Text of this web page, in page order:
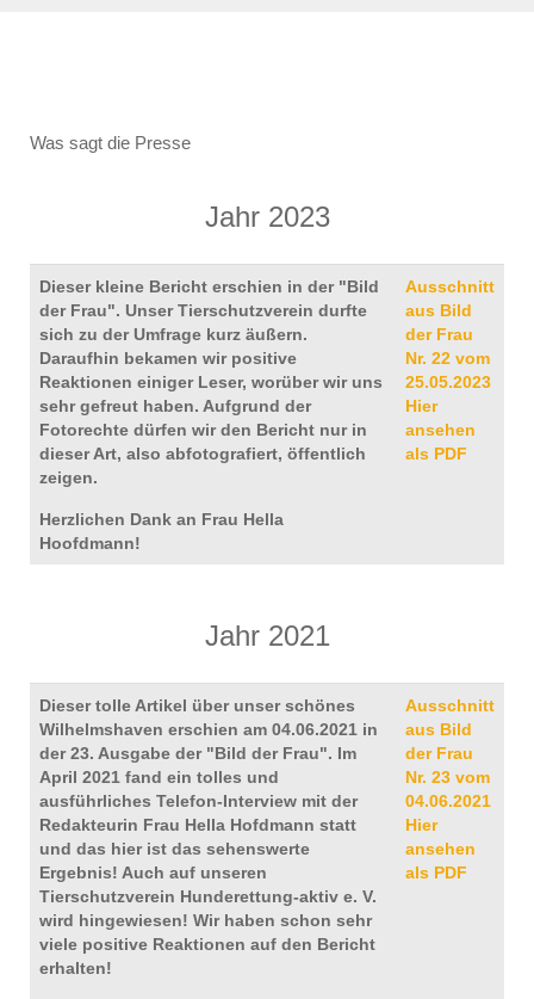
Was sagt die Presse
Jahr 2023
Dieser kleine Bericht erschien in der "Bild
der Frau". Unser Tierschutzverein durfte
sich zu der Umfrage kurz äußern.
Daraufhin bekamen wir positive
Reaktionen einiger Leser, worüber wir uns
sehr gefreut haben. Aufgrund der
Fotorechte dürfen wir den Bericht nur in
dieser Art, also abfotografiert, öffentlich
zeigen.
Herzlichen Dank an Frau Hella
Hoofdmann!
Ausschnitt
aus Bild
der Frau
Nr. 22 vom
25.05.2023
Hier
ansehen
als PDF
Jahr 2021
Dieser tolle Artikel über unser schönes
Wilhelmshaven erschien am 04.06.2021 in
der 23. Ausgabe der "Bild der Frau". Im
April 2021 fand ein tolles und
ausführliches Telefon-Interview mit der
Redakteurin Frau Hella Hofdmann statt
und das hier ist das sehenswerte
Ergebnis! Auch auf unseren
Tierschutzverein Hunderettung-aktiv e. V.
wird hingewiesen! Wir haben schon sehr
viele positive Reaktionen auf den Bericht
erhalten!
Ausschnitt
aus Bild
der Frau
Nr. 23 vom
04.06.2021
Hier
ansehen
als PDF